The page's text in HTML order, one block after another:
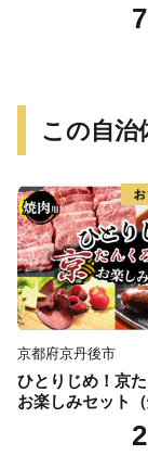
この自治
京都府京丹後市
ひとりじめ！京
お楽しみセット
肉、ハンバーグ
ーセージ）食べ